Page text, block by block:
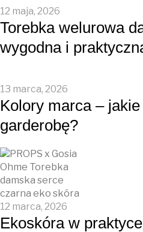
12 maja, 2026
Torebka welurowa
wygodna i
13 marca, 2026
Kolory marca –
garderobę?
12 marca, 2026
Ekoskóra w